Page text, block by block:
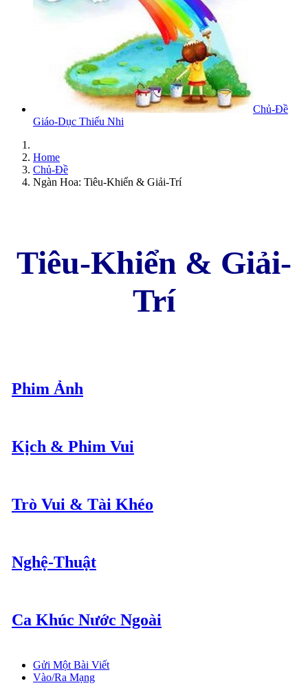
Chủ-Đề
Giáo-Dục Thiếu Nhi
Home
Chủ-Đề
Ngàn Hoa: Tiêu-Khiển & Giải-Trí
Tiêu-Khiển & Giải-
Trí
Phim Ảnh
Kịch & Phim Vui
Trò Vui & Tài Khéo
Nghệ-Thuật
Ca Khúc Nước Ngoài
Gửi Một Bài Viết
Vào/Ra Mạng